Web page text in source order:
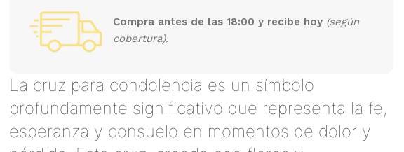
Compra antes de las 18:00 y recibe hoy (según
cobertura).
La cruz para condolencia es un símbolo
profundamente significativo que representa la fe,
esperanza y consuelo en momentos de dolor y